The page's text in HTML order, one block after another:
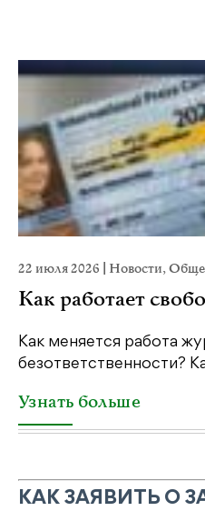
22 июля 2026 Новости,
Как работает
Как меняется работа
безответственности?
Узнать больше
КАК ЗАЯВИТЬ О